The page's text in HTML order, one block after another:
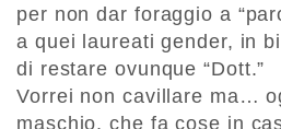
per non dar foraggio a
a quei laureati gender, in
di restare ovunque “Dott.”
Vorrei non cavillare ma…
maschio, che fa cose in